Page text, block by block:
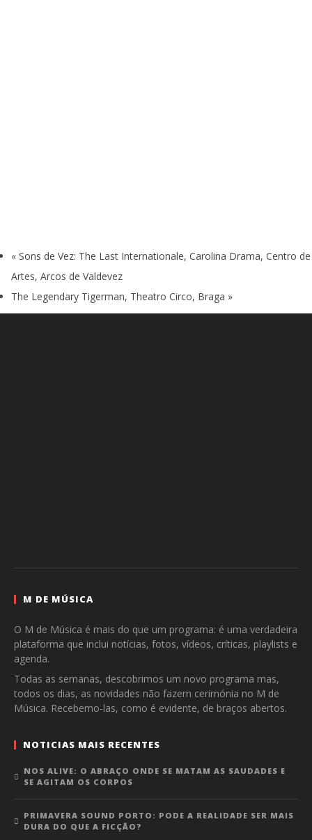
« Sons de Vez: The Last Internationale, Carolina Drama, Centro de
Artes, Arcos de Valdevez
The Legendary Tigerman, Theatro Circo, Braga »
M DE MÚSICA
O M de Música é mais do que um programa: é uma verdadeira
plataforma que inclui notícias, fotos, vídeos, críticas, playlists e
agenda.
Todas as semanas, descobrimos um novo programa mas,
todos os dias, as novidades não fazem cerimónia no M de
Música. Recebemo-las, como é evidente, de braços abertos.
NOTICIAS MAIS RECENTES
NOS ALIVE: O ABRAÇO ONDE SE MATAM AS SAUDADES E
SE AGITAM OS CORPOS
PRIMAVERA SOUND PORTO: PODE A REALIDADE SER MAIS
DURA DO QUE A FICÇÃO?